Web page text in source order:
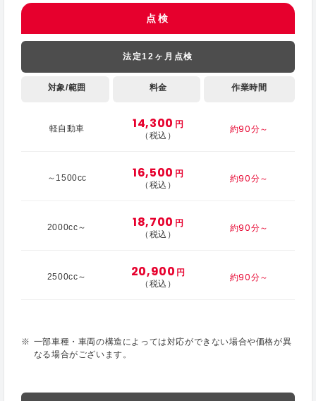
点検
法定12ヶ月点検
対象/範囲 料金 作業時間
軽自動車 14,300 円
（税込）
約90分～
～1500cc 16,500 円
（税込）
約90分～
2000cc～ 18,700 円
（税込）
約90分～
2500cc～ 20,900 円
（税込）
約90分～
一部車種・車両の構造によっては対応ができない場合や価格が異
なる場合がございます。